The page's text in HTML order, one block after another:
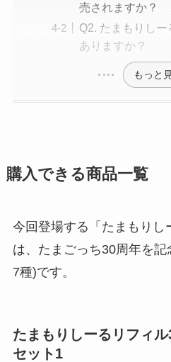
売されますか？
Q2. たまもりし
ありますか？
もっと
購入できる商品一覧
今回登場する「たまもりし
は、たまごっち30周年を
7種)です。
たまもりしーるリフィ
セット1